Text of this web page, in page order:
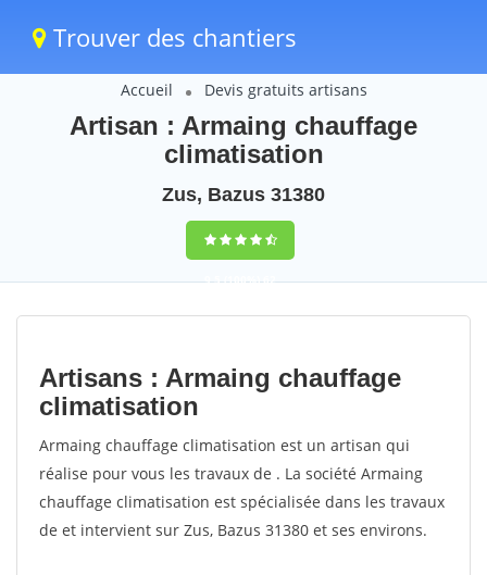
Trouver des chantiers
Accueil Devis gratuits artisans
Artisan : Armaing chauffage
climatisation
Zus, Bazus 31380
9,5(100%)62
votes
Artisans : Armaing chauffage
climatisation
Armaing chauffage climatisation est un artisan qui
réalise pour vous les travaux de . La société Armaing
chauffage climatisation est spécialisée dans les travaux
de et intervient sur Zus, Bazus 31380 et ses environs.